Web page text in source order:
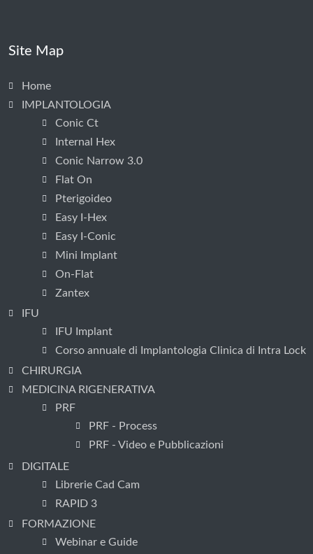
Site Map
Home
IMPLANTOLOGIA
Conic Ct
Internal Hex
Conic Narrow 3.0
Flat On
Pterigoideo
Easy I-Hex
Easy I-Conic
Mini Implant
On-Flat
Zantex
IFU
IFU Implant
Corso annuale di Implantologia Clinica di Intra Lock
CHIRURGIA
MEDICINA RIGENERATIVA
PRF
PRF - Process
PRF - Video e Pubblicazioni
DIGITALE
Librerie Cad Cam
RAPID 3
FORMAZIONE
Webinar e Guide